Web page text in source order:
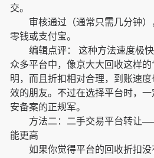
交。
审核通过（通常只需几分钟）
零钱或支付宝。
编辑点评： 这种方法速度极快
众多平台中，像京大大回收这样
明，而且折扣相对合理，到账速
效的朋友。不过在选择平台时，一
安备案的正规军。
方法二：二手交易平台转让
能更高
如果你觉得平台的回收折扣没